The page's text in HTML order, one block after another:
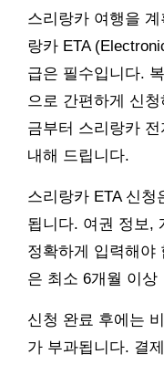
스리랑카 여행을
랑카 ETA
급은 필수입니다.
으로 간편하게 신
금부터 스리랑카
내해 드립니다.
스리랑카 ETA 신청
됩니다. 여권 정보,
정확하게 입력해야
은 최소 6개월 이상
신청 완료 후에는
가 부과됩니다. 결